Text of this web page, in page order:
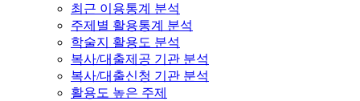
최근 이용통계 분석
주제별 활용통계 분석
학술지 활용도 분석
복사/대출제공 기관 분석
복사/대출신청 기관 분석
활용도 높은 주제